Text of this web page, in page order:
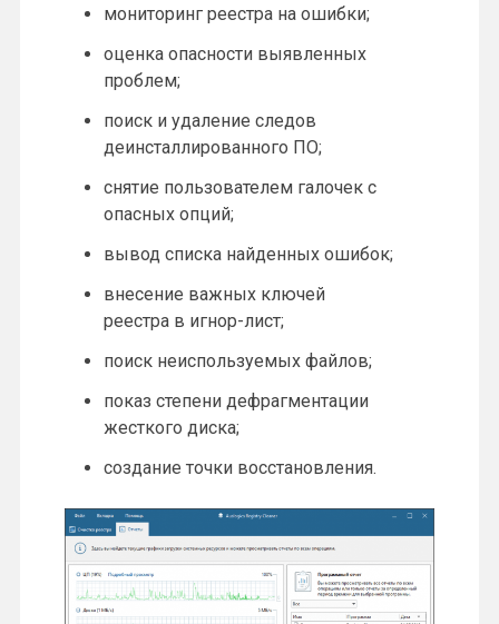
мониторинг реестра на ошибки;
оценка опасности выявленных
проблем;
поиск и удаление следов
деинсталлированного ПО;
снятие пользователем галочек с
опасных опций;
вывод списка найденных ошибок;
внесение важных ключей
реестра в игнор-лист;
поиск неиспользуемых файлов;
показ степени дефрагментации
жесткого диска;
создание точки восстановления.